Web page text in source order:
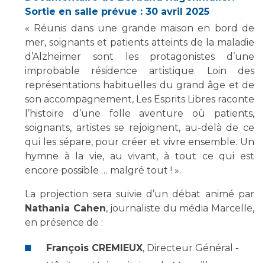
Salon des familles
Transports sanitaires
Vos droits, vos devoirs
Handicap
Handi 13
Pôle Médecine Physique et Réadaptation
Accueil sourds et malentendants
Charte Romain Jacob
Activité physique
Les structures de recherche
Écoles et Instituts de Formation
Plateforme des internes
Professionnels de santé
Adresser un patient
Adresser un examen au Laboratoire de Biologie
Médicale
Cancérologie
Sortie en salle prévue : 30 avril 2025
« Réunis dans une grande maison en bord de
mer, soignants et patients atteints de la maladie
d’Alzheimer sont les protagonistes d’une
improbable résidence artistique. Loin des
représentations habituelles du grand âge et de
son accompagnement, Les Esprits Libres raconte
l’histoire d’une folle aventure où patients,
soignants, artistes se rejoignent, au-delà de ce
qui les sépare, pour créer et vivre ensemble. Un
hymne à la vie, au vivant, à tout ce qui est
encore possible … malgré tout ! ».
La projection sera suivie d’un débat animé par
Nathania Cahen, journaliste du média Marcelle,
en présence de :
François CREMIEUX, Directeur Général -